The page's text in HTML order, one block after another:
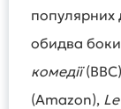
популярних
обидва
комедії
(Amazon),